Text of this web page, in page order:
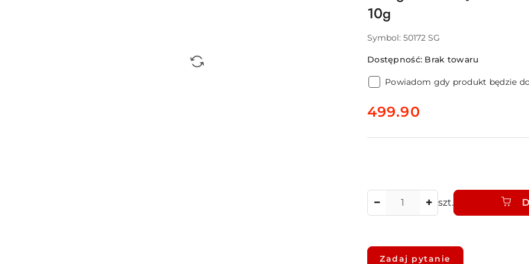
10g
Symbol: 50172 SG
Dostępność: Brak towaru
Powiadom gdy produkt będzie
cena:
499.90
szt.
Dostępność
Zadaj pytanie